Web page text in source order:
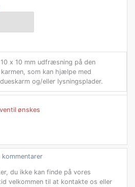
x 10 mm udfræsning på den
som kan hjælpe med
og/eller lysningsplader.
ønskes
kommentarer
du ikke kan finde på vores
velkommen til at kontakte os eller